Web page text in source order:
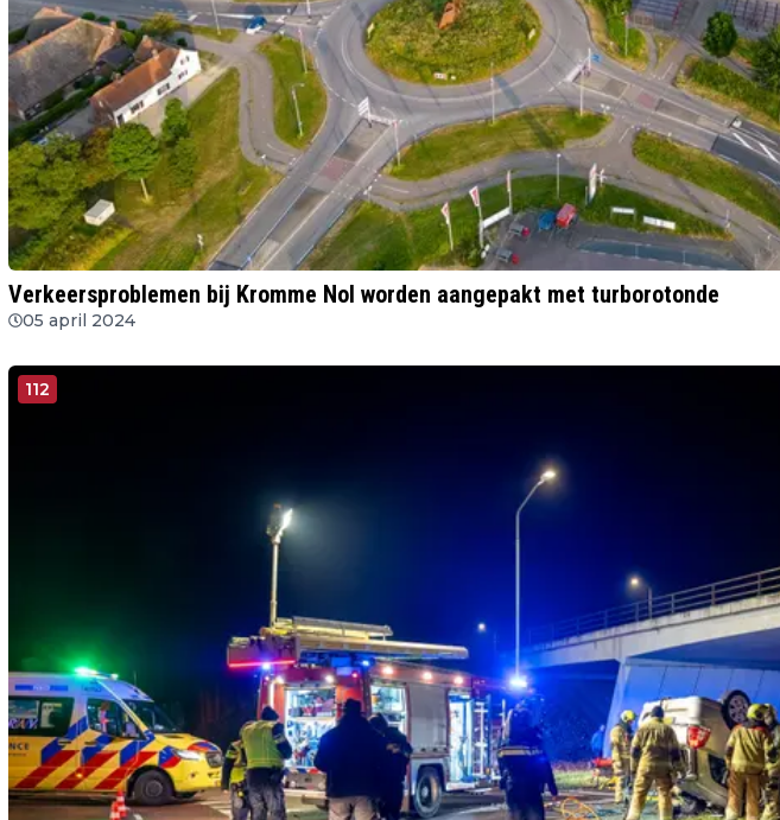
Verkeersproblemen bij Kromme Nol worden aangepakt met turborotonde
05 april 2024
112